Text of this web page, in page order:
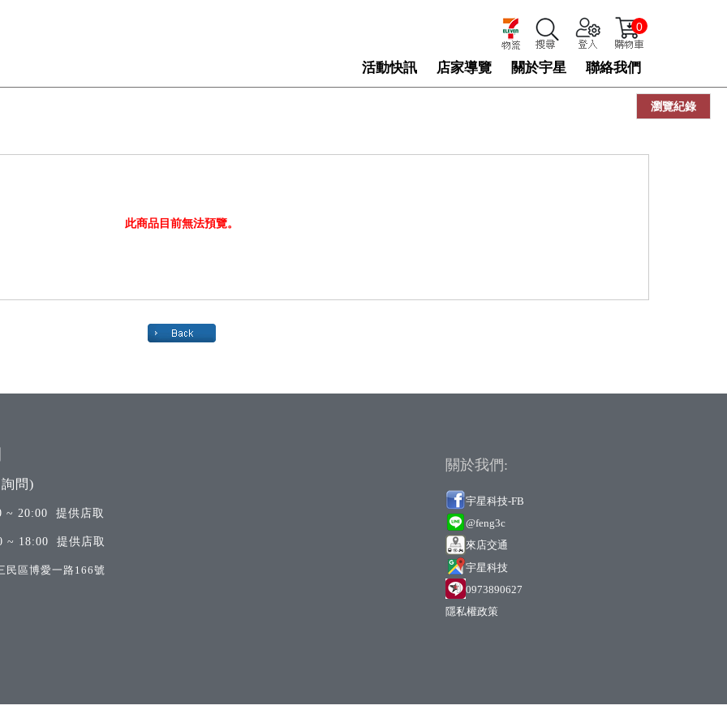
活動快訊 店家導覽 關於宇星 聯絡我們
0
此商品目前無法預覽。
問)
~ 20:00 提供店取
~ 18:00 提供店取
民區博愛一路166號
關於我們:
宇星科技-FB
@feng3c
來店交通
宇星科技
0973890627
隱私權政策
瀏覽紀錄